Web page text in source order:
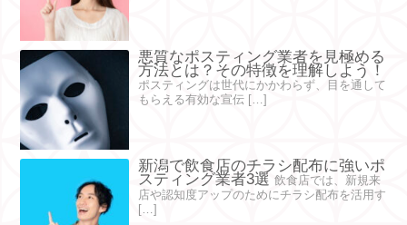
悪質なポスティング業者を見極める
方法とは？その特徴を理解しよう！
ポスティングは世代にかかわらず、目を通して
もらえる有効な宣伝 […]
新潟で飲食店のチラシ配布に強いポ
スティング業者3選 飲食店では、新規来
店や認知度アップのためにチラシ配布を活用す
[…]